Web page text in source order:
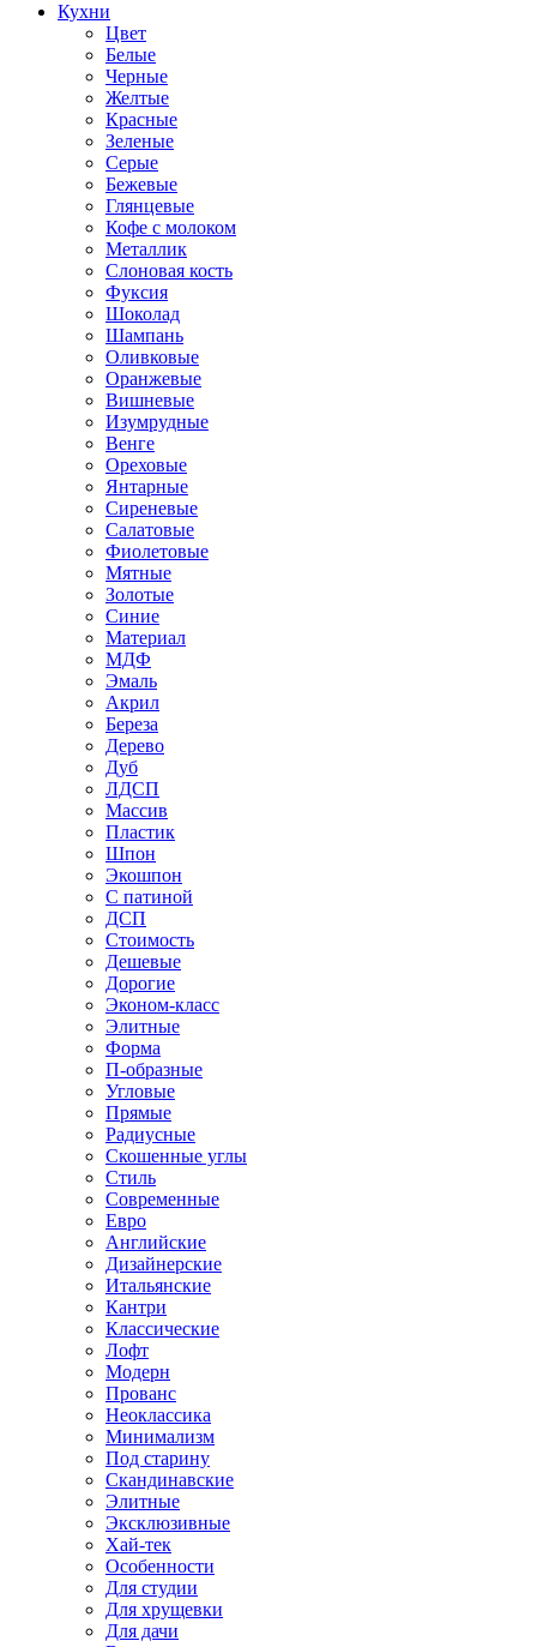
Кухни
Цвет
Белые
Черные
Желтые
Красные
Зеленые
Серые
Бежевые
Глянцевые
Кофе с молоком
Металлик
Слоновая кость
Фуксия
Шоколад
Шампань
Оливковые
Оранжевые
Вишневые
Изумрудные
Венге
Ореховые
Янтарные
Сиреневые
Салатовые
Фиолетовые
Мятные
Золотые
Синие
Материал
МДФ
Эмаль
Акрил
Береза
Дерево
Дуб
ЛДСП
Массив
Пластик
Шпон
Экошпон
С патиной
ДСП
Стоимость
Дешевые
Дорогие
Эконом-класс
Элитные
Форма
П-образные
Угловые
Прямые
Радиусные
Скошенные углы
Стиль
Современные
Евро
Английские
Дизайнерские
Итальянские
Кантри
Классические
Лофт
Модерн
Прованс
Неоклассика
Минимализм
Под старину
Скандинавские
Элитные
Эксклюзивные
Хай-тек
Особенности
Для студии
Для хрущевки
Для дачи